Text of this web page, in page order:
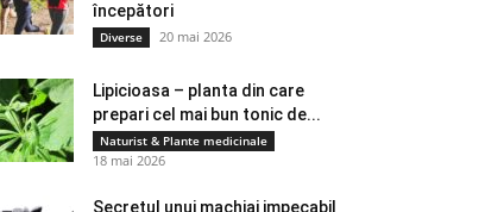
începători
Diverse 20 mai 2026
Lipicioasa – planta din care
prepari cel mai bun tonic de...
Naturist & Plante medicinale
18 mai 2026
Secretul unui machiaj impecabil